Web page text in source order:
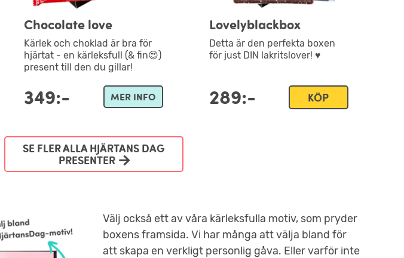
Chocolate love
Kärlek och choklad är bra för
hjärtat - en kärleksfull (& fin😍)
present till den du gillar!
349:- MER INFO
Lovelyblackbox
Detta är den perfekta boxen
för just DIN lakritslover! ♥
289:- KÖP
SE FLER ALLA HJÄRTANS DAG
PRESENTER
Välj också ett av våra kärleksfulla motiv, som pryder
boxens framsida. Vi har många att välja bland för
att skapa en verkligt personlig gåva. Eller varför inte